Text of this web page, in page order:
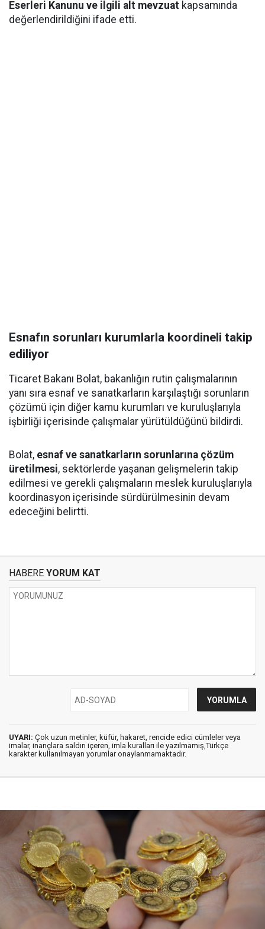
Eserleri Kanunu ve ilgili alt mevzuat kapsamında
değerlendirildiğini ifade etti.
Esnafın sorunları kurumlarla koordineli takip
ediliyor
Ticaret Bakanı Bolat, bakanlığın rutin çalışmalarının
yanı sıra esnaf ve sanatkarların karşılaştığı sorunların
çözümü için diğer kamu kurumları ve kuruluşlarıyla
işbirliği içerisinde çalışmalar yürütüldüğünü bildirdi.
Bolat, esnaf ve sanatkarların sorunlarına çözüm
üretilmesi, sektörlerde yaşanan gelişmelerin takip
edilmesi ve gerekli çalışmaların meslek kuruluşlarıyla
koordinasyon içerisinde sürdürülmesinin devam
edeceğini belirtti.
HABERE YORUM KAT
UYARI: Çok uzun metinler, küfür, hakaret, rencide edici cümleler veya
imalar, inançlara saldırı içeren, imla kuralları ile yazılmamış,Türkçe
karakter kullanılmayan yorumlar onaylanmamaktadır.